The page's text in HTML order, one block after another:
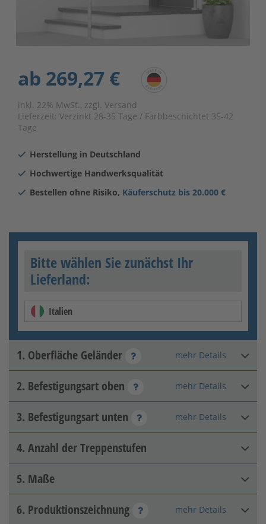
ab 269,27 €
inkl. 22% MwSt., zzgl. Versand
Lieferzeit: Verzinkt 28-35 Tage / Farbbeschichtet 35-42
Tage
Herstellung in Deutschland
Hochwertige Handwerksqualität
Bestellen ohne Risiko, Käuferschutz bis 20.000 €
Bitte wählen Sie zunächst Ihr
Lieferland:
Italien
1. Oberfläche Geländer mehr Details
Feuerverzinkt
Feuerverzinkt + glänzend
farbbeschichtet
2. Befestigungsart oben mehr Details
Aufschrauben
3. Befestigungsart unten mehr Details
Aufschrauben (vor der
Treppe)
4. Anzahl der Treppenstufen
5. Maße
Maß A:
mm
6. Produktionszeichnung mehr Details